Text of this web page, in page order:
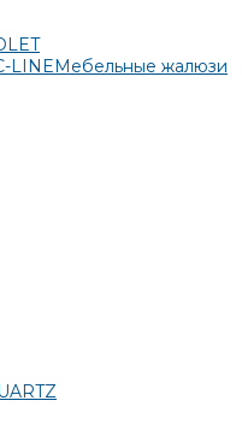
LINEМебельные жалюзи